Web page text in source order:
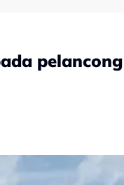
pelancong